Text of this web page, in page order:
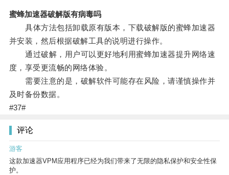
蜜蜂加速器破解版有病毒吗
具体方法包括卸载原有版本，下载破解版的蜜蜂加速器
并安装，然后根据破解工具的说明进行操作。
通过破解，用户可以更好地利用蜜蜂加速器提升网络速
度，享受更流畅的网络体验。
需要注意的是，破解软件可能存在风险，请谨慎操作并
及时备份数据。
#37#
评论
游客
这款加速器VPM应用程序已经为我们带来了无限的隐私保护和安全性保
护。